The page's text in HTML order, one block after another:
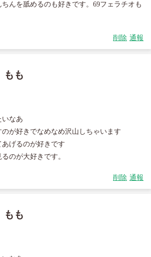
んを舐めるのも好きです。69フェラチオも
削除 通報
もも
いなあ
が好きでなめなめ沢山しちゃいます
げるのが好きです
のが大好きです。
削除 通報
もも